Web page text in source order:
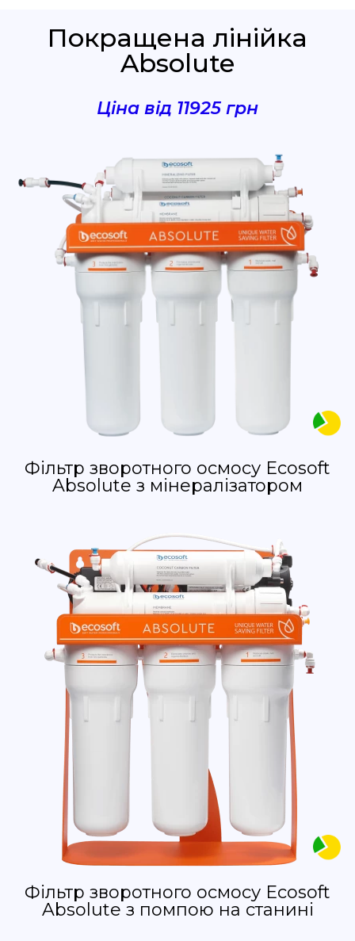
Покращена лінійка
Absolute
Ціна від 11925 грн
Фільтр зворотного осмосу Ecosoft
Absolute з мінералізатором
Фільтр зворотного осмосу Ecosoft
Absolute з помпою на станині